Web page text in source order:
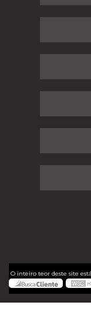
O inteiro teor deste site